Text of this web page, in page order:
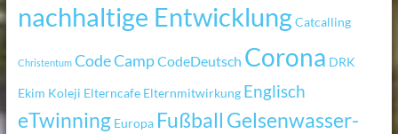
nachhaltige EntwicklungCatcalling
Christentum Code CampCodeDeutsch Corona DRK
Ekim Koleji Elterncafe Elternmitwirkung Englisch
eTwinning Europa Fußball Gelsenwasser-